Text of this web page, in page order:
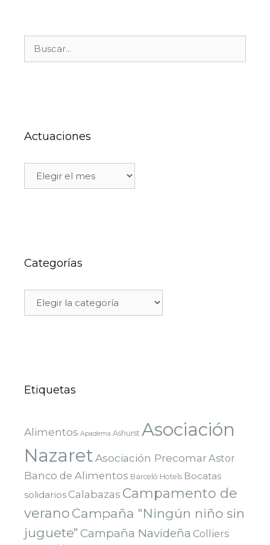
Actuaciones
Categorías
Etiquetas
Alimentos Apadema Ashurst Asociación
NazaretAsociación PrecomarAstor
Banco de Alimentos Barceló Hotels Bocatas
solidarios Calabazas Campamento de
verano Campaña "Ningún niño sin
juguete" Campaña Navideña Colliers